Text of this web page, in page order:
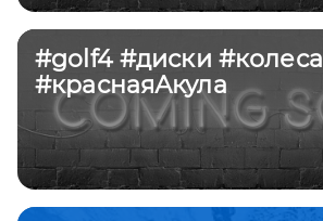
#golf4 #диски #колеса
#краснаяАкула